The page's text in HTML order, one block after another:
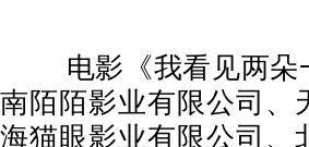
电影《我看见两
南陌陌影业有限公司、
海猫眼影业有限公司、